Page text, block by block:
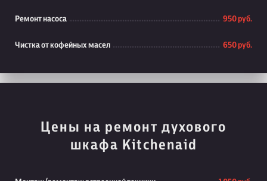
Ремонт насоса 950 руб.
Чистка от кофейных масел 650 руб.
Цены на ремонт духового
шкафа Kitchenaid